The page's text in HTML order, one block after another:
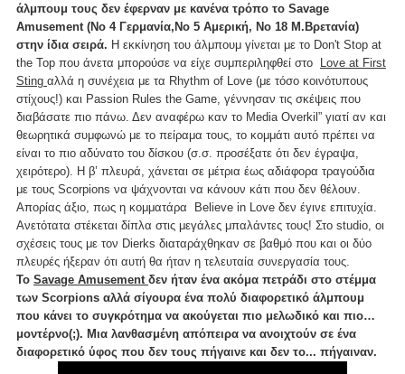
άλμπουμ τους δεν έφερναν με κανένα τρόπο το Savage
Amusement (Νο 4 Γερμανία,Νο 5 Αμερική, Νο 18 Μ.Βρετανία)
στην ίδια σειρά. Η εκκίνηση του άλμπουμ γίνεται με το Don't Stop at
the Top που άνετα μπορούσε να είχε συμπεριληφθεί στο Love at First
Sting αλλά η συνέχεια με τα Rhythm of Love (με τόσο κοινότυπους
στίχους!) και Passion Rules the Game, γέννησαν τις σκέψεις που
διαβάσατε πιο πάνω. Δεν αναφέρω καν το Media Overkil” γιατί αν και
θεωρητικά συμφωνώ με το πείραμα τους, το κομμάτι αυτό πρέπει να
είναι το πιο αδύνατο του δίσκου (σ.σ. προσέξατε ότι δεν έγραψα,
χειρότερο). Η β’ πλευρά, χάνεται σε μέτρια έως αδιάφορα τραγούδια
με τους Scorpions να ψάχνονται να κάνουν κάτι που δεν θέλουν.
Απορίας άξιο, πως η κομματάρα Believe in Love δεν έγινε επιτυχία.
Ανετότατα στέκεται δίπλα στις μεγάλες μπαλάντες τους! Στο studio, οι
σχέσεις τους με τον Dierks διαταράχθηκαν σε βαθμό που και οι δύο
πλευρές ήξεραν ότι αυτή θα ήταν η τελευταία συνεργασία τους.
Το Savage Amusement δεν ήταν ένα ακόμα πετράδι στο στέμμα
των Scorpions αλλά σίγουρα ένα πολύ διαφορετικό άλμπουμ
που κάνει το συγκρότημα να ακούγεται πιο μελωδικό και πιο…
μοντέρνο(;). Μια λανθασμένη απόπειρα να ανοιχτούν σε ένα
διαφορετικό ύφος που δεν τους πήγαινε και δεν το... πήγαιναν.